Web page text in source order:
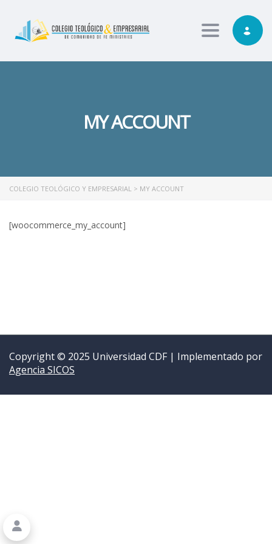
Toggle
MY ACCOUNT
COLEGIO TEOLÓGICO Y EMPRESARIAL > MY ACCOUNT
[woocommerce_my_account]
Copyright © 2025 Universidad CDF | Implementado por
Agencia SICOS